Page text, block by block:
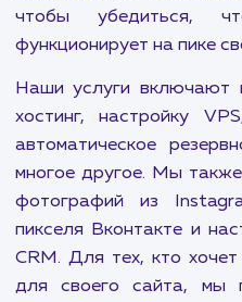
получать живые
Если вам нужна